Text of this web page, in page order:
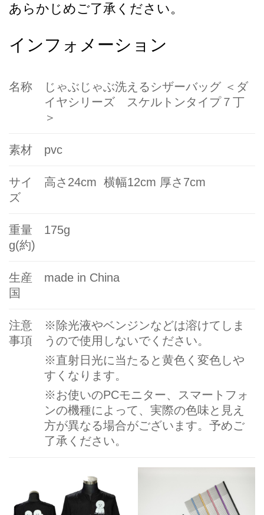
あらかじめご了承ください。
インフォメーション
名称
じゃぶじゃぶ洗えるシザーバッグ ＜ダ
イヤシリーズ スケルトンタイプ７丁
＞
素材 pvc
サイ
ズ
高さ24cm 横幅12cm 厚さ7cm
重量
g(約)
175g
生産
国
made in China
注意
事項
※ 除光液やベンジンなどは溶けてしま
うので使用しないでください。
※直射日光に当たると黄色く変色しや
すくなります。
※ お使いのPCモニター、スマートフォ
ンの機種によって、実際の色味と見え
方が異なる場合がございます。予めご
了承ください。